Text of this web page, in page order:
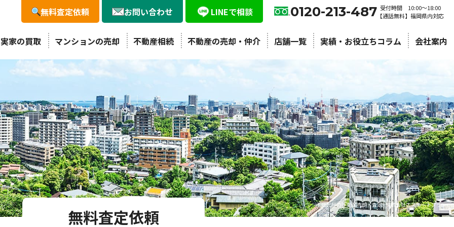
無料査定依頼 お問い合わせ LINEで相談 0120-213-487 受付時間 10:00〜18:00
【通話無料】福岡県内対応
家の買取 マンションの売却 不動産相続 不動産の売却・仲介 店舗一覧 実績・お役立ちコラム 会社案内
北九州の不動産売却・査定 | 株式会社エステートプラン
無料査定依頼